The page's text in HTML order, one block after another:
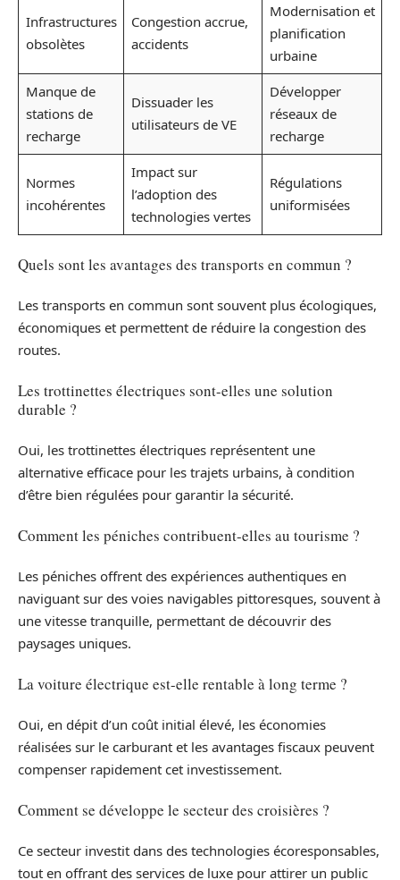
Infrastructures
obsolètes
Congestion accrue,
accidents
Modernisation et
planification
urbaine
Manque de
stations de
recharge
Dissuader les
utilisateurs de VE
Développer
réseaux de
recharge
Normes
incohérentes
Impact sur
l’adoption des
technologies vertes
Régulations
uniformisées
Quels sont les avantages des transports en commun ?
Les transports en commun sont souvent plus écologiques,
économiques et permettent de réduire la congestion des
routes.
Les trottinettes électriques sont-elles une solution
durable ?
Oui, les trottinettes électriques représentent une
alternative efficace pour les trajets urbains, à condition
d’être bien régulées pour garantir la sécurité.
Comment les péniches contribuent-elles au tourisme ?
Les péniches offrent des expériences authentiques en
naviguant sur des voies navigables pittoresques, souvent à
une vitesse tranquille, permettant de découvrir des
paysages uniques.
La voiture électrique est-elle rentable à long terme ?
Oui, en dépit d’un coût initial élevé, les économies
réalisées sur le carburant et les avantages fiscaux peuvent
compenser rapidement cet investissement.
Comment se développe le secteur des croisières ?
Ce secteur investit dans des technologies écoresponsables,
tout en offrant des services de luxe pour attirer un public